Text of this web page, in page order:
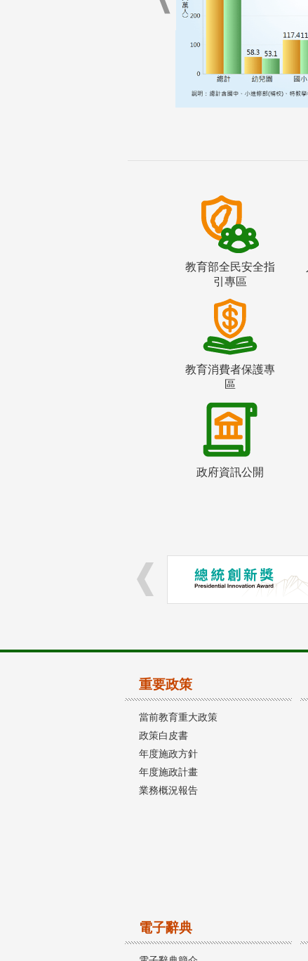
教育部全民安全指
引專區
教育消費者保護專
區
政府資訊公開
重要政策
當前教育重大政策
政策白皮書
年度施政方針
年度施政計畫
業務概況報告
電子辭典